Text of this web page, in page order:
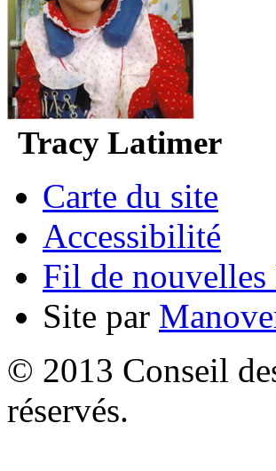
Tracy Latimer
Carte du site
Accessibilité
Fil de nouvelles
Site par
© 2013 Conseil
réservés.